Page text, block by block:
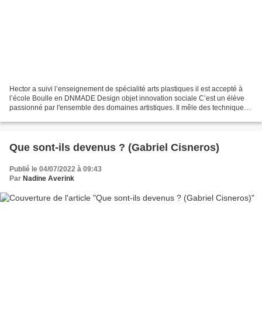
Hector a suivi l’enseignement de spécialité arts plastiques il est accepté à
l’école Boulle en DNMADE Design objet innovation sociale C’est un élève
passionné par l'ensemble des domaines artistiques. Il mêle des techniques
Que sont-ils devenus ? (Gabriel Cisneros)
Publié le 04/07/2022 à 09:43
Par Nadine Averink